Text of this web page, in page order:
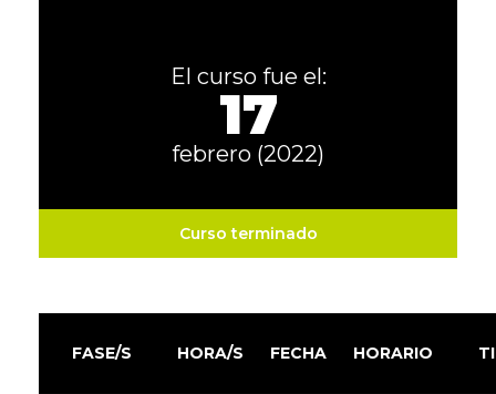
El curso fue el:
17
febrero (2022)
Curso terminado
FASE/S HORA/S FECHA HORARIO